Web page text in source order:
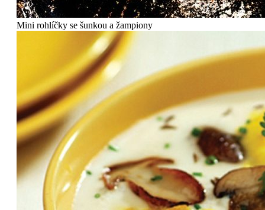
Mini rohlíčky se šunkou a žampiony